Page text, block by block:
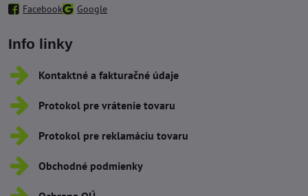
Facebook Google
Info linky
Kontaktné a fakturačné údaje
Protokol pre vrátenie tovaru
Protokol pre reklamáciu tovaru
Obchodné podmienky